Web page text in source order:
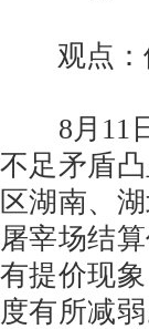
观点：供
8月11日
不足矛盾
区湖南、
屠宰场结
有提价现
度有所减